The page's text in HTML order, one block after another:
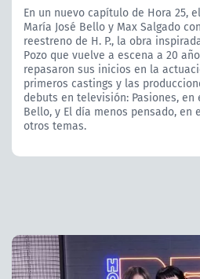
En un nuevo capítulo de Hora 25,
María José Bello y Max Salgado
reestreno de H. P., la obra
Pozo que vuelve a escena a 20
repasaron sus inicios en la
primeros castings y las
debuts en televisión: Pasiones, en
Bello, y El día menos pensado, en
otros temas.